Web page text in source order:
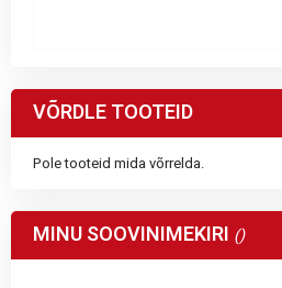
VÕRDLE TOOTEID
Pole tooteid mida võrrelda.
MINU SOOVINIMEKIRI